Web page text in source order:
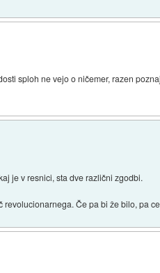
sploh ne vejo o ničemer, razen
je v resnici, sta dve različni zgodbi.
Če pa bi že bilo, pa